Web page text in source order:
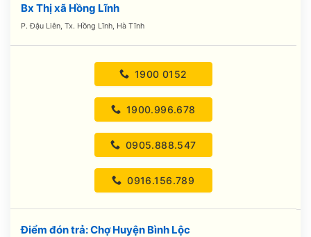
Bx Thị xã Hồng Lĩnh
P. Đậu Liên, Tx. Hồng Lĩnh, Hà Tĩnh
1900 0152
1900.996.678
0905.888.547
0916.156.789
Điểm đón trả: Chợ Huyện Bình Lộc